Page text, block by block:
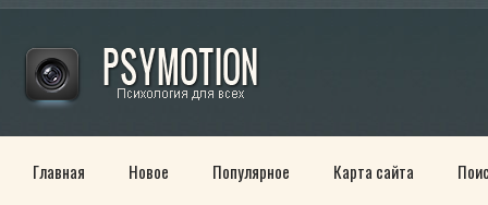
Главная Новое Популярное Карта сайта